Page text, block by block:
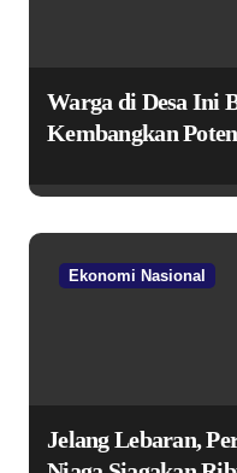
Warga di Desa Ini
Kembangkan
Ekonomi Nasional
Jelang Lebaran,